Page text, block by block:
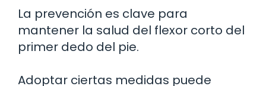
La prevención es clave para
mantener la salud del flexor corto del
primer dedo del pie.
Adoptar ciertas medidas puede